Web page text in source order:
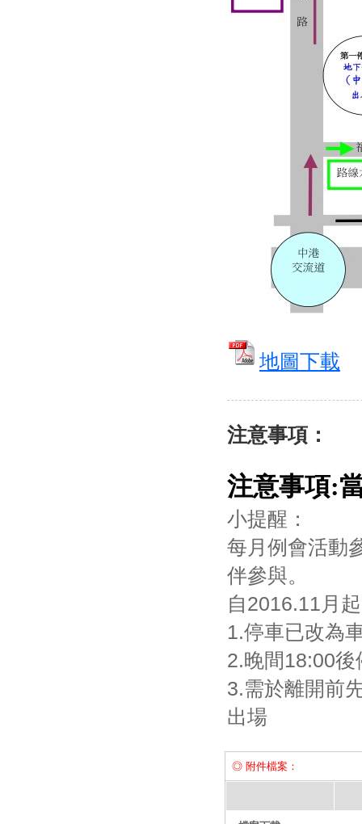
地圖下載
注意事項：
注意事項:
小提醒：
每月例會活動
伴參與。
自2016.11月
1.停車已改為
2.晚間18:00
3.需於離開前
出場
◎ 附件檔案：